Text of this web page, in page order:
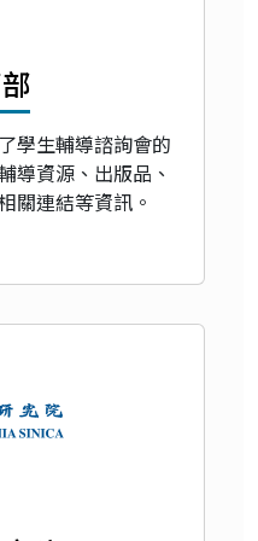
學生輔導諮詢會的
導資源、出版品、
關連結等資訊。